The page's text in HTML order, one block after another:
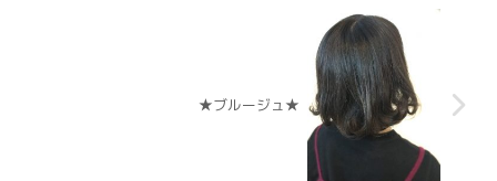
★ブルージュ★